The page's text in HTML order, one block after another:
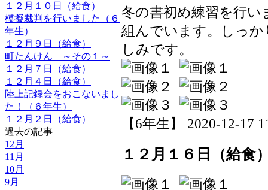
１２月１０日（給食）
模擬裁判を行いました（６
年生）
１２月９日（給食）
町たんけん ～その１～
１２月７日（給食）
１２月４日（給食）
陸上記録会をおこないまし
た！（６年生）
１２月２日（給食）
過去の記事
12月
11月
10月
9月
冬の書初め練習を行
組んでいます。しっ
しみです。
【6年生】 2020-12-17
１２月１６日（給食